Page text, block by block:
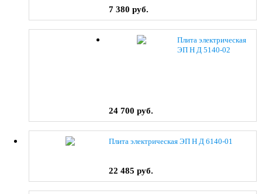
7 380 руб.
Плита электрическая
ЭП Н Д 5140-02
24 700 руб.
Плита электрическая ЭП Н Д 6140-01
22 485 руб.